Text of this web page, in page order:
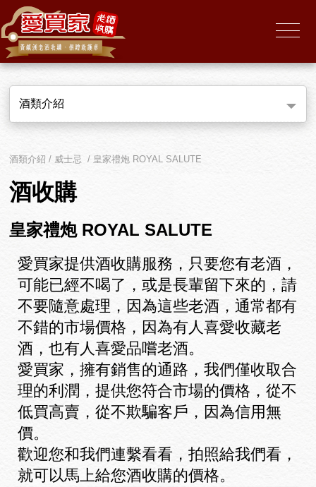
酒類介紹
酒類介紹 / 威士忌 / 皇家禮炮 ROYAL SALUTE
酒收購
皇家禮炮 ROYAL SALUTE
愛買家提供酒收購服務，只要您有老酒，
可能已經不喝了，或是長輩留下來的，請
不要隨意處理，因為這些老酒，通常都有
不錯的市場價格，因為有人喜愛收藏老
酒，也有人喜愛品嚐老酒。
愛買家，擁有銷售的通路，我們僅收取合
理的利潤，提供您符合市場的價格，從不
低買高賣，從不欺騙客戶，因為信用無
價。
歡迎您和我們連繫看看，拍照給我們看，
就可以馬上給您酒收購的價格。